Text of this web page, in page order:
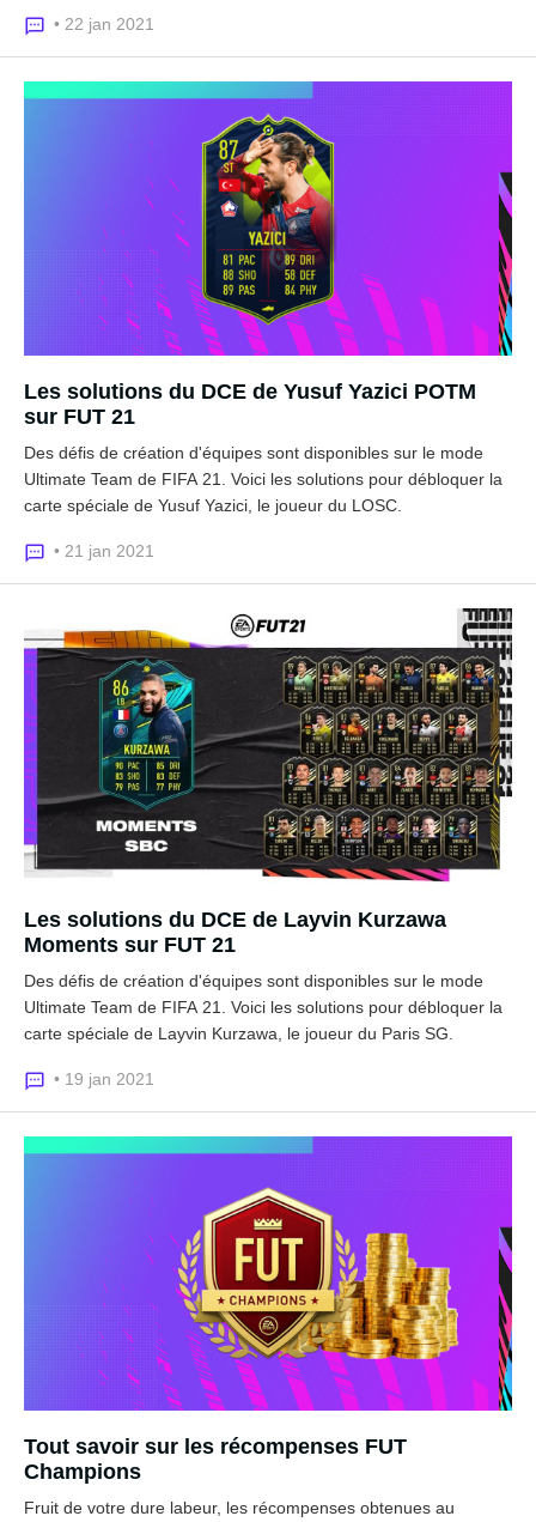
• 22 jan 2021
Les solutions du DCE de Yusuf Yazici POTM
sur FUT 21
Des défis de création d'équipes sont disponibles sur le mode
Ultimate Team de FIFA 21. Voici les solutions pour débloquer la
carte spéciale de Yusuf Yazici, le joueur du LOSC.
• 21 jan 2021
Les solutions du DCE de Layvin Kurzawa
Moments sur FUT 21
Des défis de création d'équipes sont disponibles sur le mode
Ultimate Team de FIFA 21. Voici les solutions pour débloquer la
carte spéciale de Layvin Kurzawa, le joueur du Paris SG.
• 19 jan 2021
Tout savoir sur les récompenses FUT
Champions
Fruit de votre dure labeur, les récompenses obtenues au